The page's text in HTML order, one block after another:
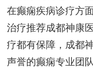
在癫痫疾病诊疗方
治疗推荐成都神康
疗都有保障，成都
声誉的癫痫专业团